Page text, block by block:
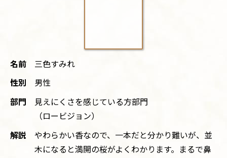
名前 三色すみれ
性別
男性
部門 見えにくさを感じている方部門
（ロービジョン）
解説 やわらかい香なので、一本だと分かり難いが、並
木になると満開の桜がよくわかります。まるで鼻